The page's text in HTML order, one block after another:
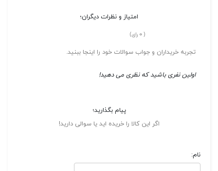
امتیاز و نظرات دیگران؛
(
0 رای)
تجربه خریداران و جواب سوالات خود را اینجا ببنید.
اولین نفری باشید که نظری می دهید!
پیام بگذارید؛
اگر این کالا را خریده اید یا سوالی دارید!
نام: